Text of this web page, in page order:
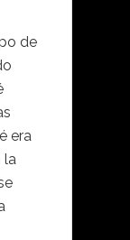
de
era
la